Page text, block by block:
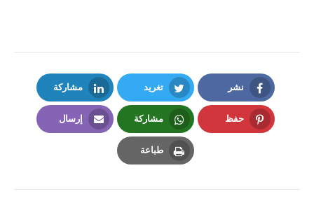
نشر
Facebook
تغريد
Twitter
مشاركة
LinkedIn
حفظ مشاركة
Whatsapp
إرسال
طباعة